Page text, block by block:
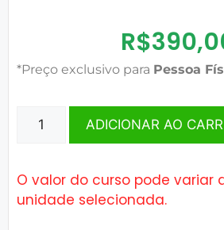
R$
*Preço exclusivo para Pessoa
ADICIONAR AO
O valor do curso pode variar
unidade selecionada.